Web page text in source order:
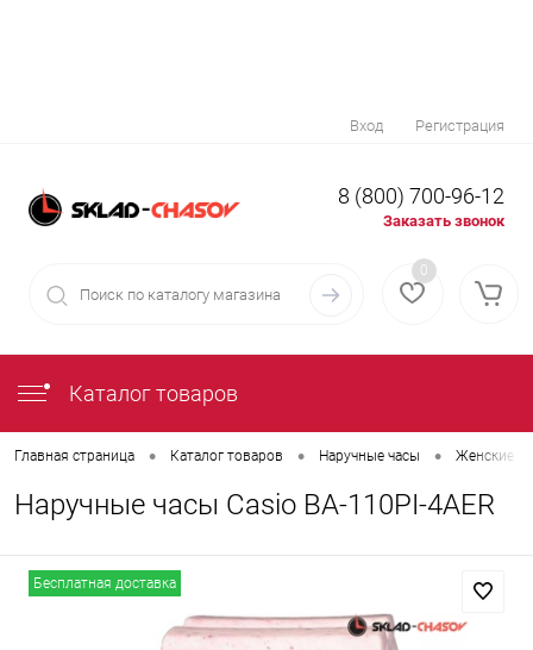
Вход Регистрация
8 (800) 700-96-12
Заказать звонок
0
Каталог товаров
Главная страница • Каталог товаров • Наручные часы • Женские
Наручные часы Casio BA-110PI-4AER
Бесплатная доставка